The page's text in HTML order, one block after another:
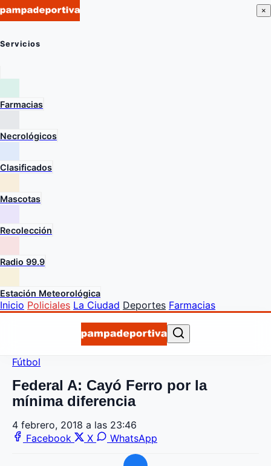
×
Servicios
Farmacias
Necrológicos
Clasificados
Mascotas
Recolección
Radio 99.9
Estación Meteorológica
Inicio Policiales La Ciudad Deportes Farmacias
Fútbol
Federal A: Cayó Ferro por la
mínima diferencia
4 febrero, 2018 a las 23:46
Facebook
X WhatsApp